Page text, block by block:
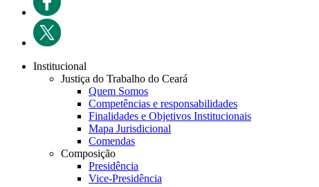
Institucional
Justiça do Trabalho do Ceará
Quem Somos
Competências e responsabilidades
Finalidades e Objetivos Institucionais
Mapa Jurisdicional
Comendas
Composição
Presidência
Vice-Presidência